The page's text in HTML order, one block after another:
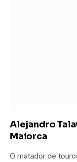
Alejandro
Maiorca
O matador de